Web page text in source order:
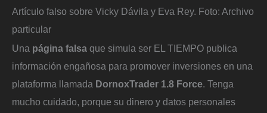
Artículo falso sobre Vicky Dávila y Eva Rey. Foto: Archivo
particular
Una página falsa que simula ser EL TIEMPO publica
información engañosa para promover inversiones en una
plataforma llamada DornoxTrader 1.8 Force. Tenga
mucho cuidado, porque su dinero y datos personales